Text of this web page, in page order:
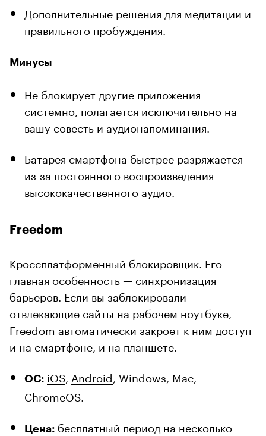
Дополнительные решения для медитации и
правильного пробуждения.
Минусы
Не блокирует другие приложения
системно, полагается исключительно на
вашу совесть и аудионапоминания.
Батарея смартфона быстрее разряжается
из-за постоянного воспроизведения
высококачественного аудио.
Freedom
Кроссплатформенный блокировщик. Его
главная особенность — синхронизация
барьеров. Если вы заблокировали
отвлекающие сайты на рабочем ноутбуке,
Freedom автоматически закроет к ним доступ
и на смартфоне, и на планшете.
ОС: iOS Android , Windows, Mac,
ChromeOS.
Цена: бесплатный период на несколько